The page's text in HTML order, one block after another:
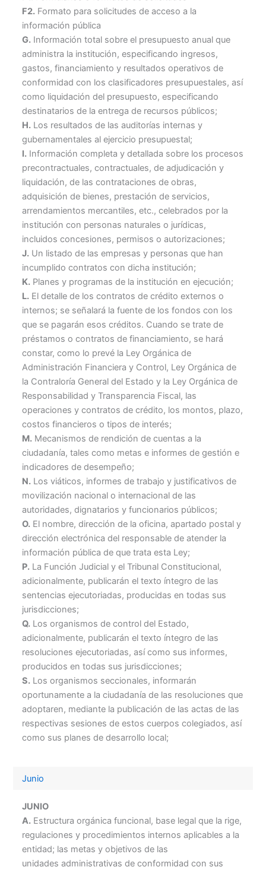
F2. Formato para solicitudes de acceso a la
información pública
G. Información total sobre el presupuesto anual que
administra la institución, especificando ingresos,
gastos, financiamiento y resultados operativos de
conformidad con los clasificadores presupuestales, así
como liquidación del presupuesto, especificando
destinatarios de la entrega de recursos públicos;
H. Los resultados de las auditorías internas y
gubernamentales al ejercicio presupuestal;
I. Información completa y detallada sobre los procesos
precontractuales, contractuales, de adjudicación y
liquidación, de las contrataciones de obras,
adquisición de bienes, prestación de servicios,
arrendamientos mercantiles, etc., celebrados por la
institución con personas naturales o jurídicas,
incluidos concesiones, permisos o autorizaciones;
J. Un listado de las empresas y personas que han
incumplido contratos con dicha institución;
K. Planes y programas de la institución en ejecución;
L. El detalle de los contratos de crédito externos o
internos; se señalará la fuente de los fondos con los
que se pagarán esos créditos. Cuando se trate de
préstamos o contratos de financiamiento, se hará
constar, como lo prevé la Ley Orgánica de
Administración Financiera y Control, Ley Orgánica de
la Contraloría General del Estado y la Ley Orgánica de
Responsabilidad y Transparencia Fiscal, las
operaciones y contratos de crédito, los montos, plazo,
costos financieros o tipos de interés;
M. Mecanismos de rendición de cuentas a la
ciudadanía, tales como metas e informes de gestión e
indicadores de desempeño;
N. Los viáticos, informes de trabajo y justificativos de
movilización nacional o internacional de las
autoridades, dignatarios y funcionarios públicos;
O. El nombre, dirección de la oficina, apartado postal y
dirección electrónica del responsable de atender la
información pública de que trata esta Ley;
P. La Función Judicial y el Tribunal Constitucional,
adicionalmente, publicarán el texto íntegro de las
sentencias ejecutoriadas, producidas en todas sus
jurisdicciones;
Q. Los organismos de control del Estado,
adicionalmente, publicarán el texto íntegro de las
resoluciones ejecutoriadas, así como sus informes,
producidos en todas sus jurisdicciones;
S. Los organismos seccionales, informarán
oportunamente a la ciudadanía de las resoluciones que
adoptaren, mediante la publicación de las actas de las
respectivas sesiones de estos cuerpos colegiados, así
como sus planes de desarrollo local;
Junio
JUNIO
A. Estructura orgánica funcional, base legal que la rige,
regulaciones y procedimientos internos aplicables a la
entidad; las metas y objetivos de las
unidades administrativas de conformidad con sus